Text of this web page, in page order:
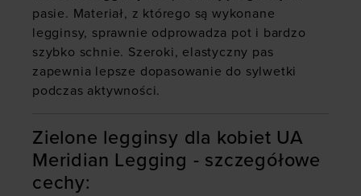
pasie. Materiał, z którego są wykonane
legginsy, sprawnie odprowadza pot i bardzo
szybko schnie. Szeroki, elastyczny pas
zapewnia lepsze dopasowanie do sylwetki
podczas aktywności.
Zielone legginsy dla kobiet UA
Meridian Legging - szczegółowe
cechy: